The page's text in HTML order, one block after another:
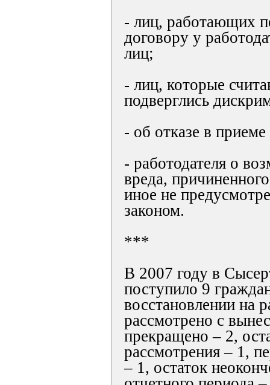
- лиц, работающих
договору у
лиц;
- лиц, которые
подверглись
- об отказе в
- работодателя о
вреда,
иное не
законом.
***
В 2007 году в
поступило 9
восстановлении на
рассмотрено с
прекращено – 2,
рассмотрения – 1,
– 1, остаток